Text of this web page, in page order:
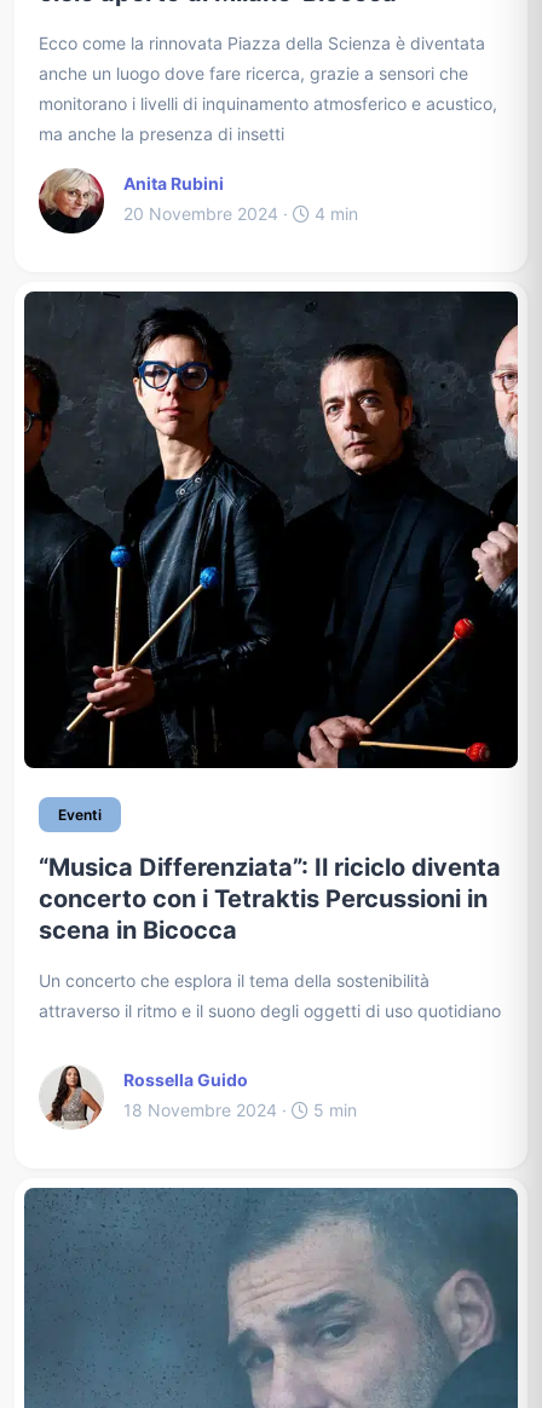
Ecco come la rinnovata Piazza della Scienza è diventata
anche un luogo dove fare ricerca, grazie a sensori che
monitorano i livelli di inquinamento atmosferico e acustico,
ma anche la presenza di insetti
Anita Rubini
20 Novembre 2024 ·
4 min
Eventi
“Musica Differenziata”: Il riciclo diventa
concerto con i Tetraktis Percussioni in
scena in Bicocca
Un concerto che esplora il tema della sostenibilità
attraverso il ritmo e il suono degli oggetti di uso quotidiano
Rossella Guido
18 Novembre 2024 ·
5 min